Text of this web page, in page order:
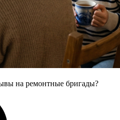
на ремонтные бригады?